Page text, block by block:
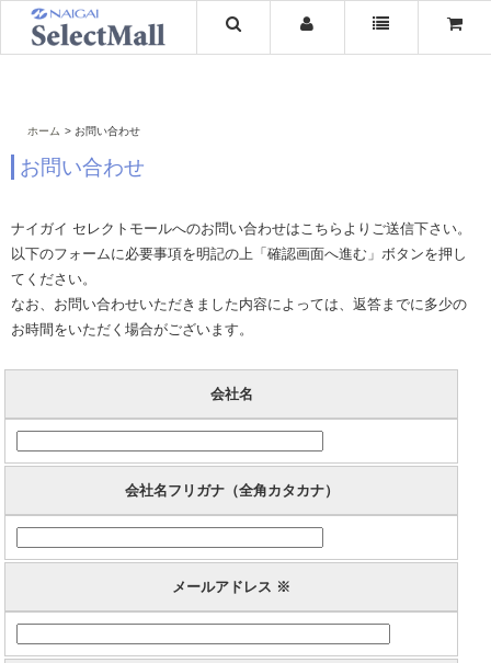
ホーム お問い合わせ
お問い合わせ
ナイガイ セレクトモールへのお問い合わせはこちらよりご送信下さい。
以下のフォームに必要事項を明記の上「確認画面へ進む」ボタンを押し
てください。
なお、お問い合わせいただきました内容によっては、返答までに多少の
お時間をいただく場合がございます。
会社名
会社名フリガナ（全角カタカナ）
メールアドレス ※